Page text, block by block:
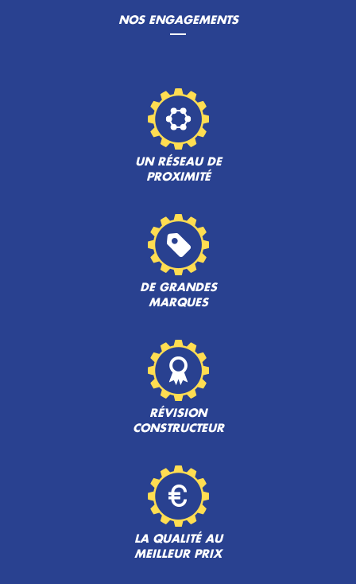
NOS ENGAGEMENTS
UN RÉSEAU DE
PROXIMITÉ
DE GRANDES
MARQUES
RÉVISION
CONSTRUCTEUR
LA QUALITÉ AU
MEILLEUR PRIX